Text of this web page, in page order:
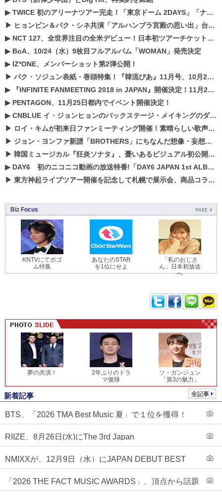
▶TWICE 初のアリーナツアー完走！「東京ドーム 2DAYS」「ナゴヤドーム1DAY」「京セラドーム1DAY」2019年ドームツアー開催決定！！
▶ ヒョンビン＆パク・シネ共演「アルハンブラ宮殿の思い出」台本読み現場を公開
▶ NCT 127、全世界注目の全米デビュー！日本初ツアーチケットが早くもプレミア化！？
▶ BoA、10/24（水）9枚目フルアルバム「WOMAN」発売決定
▶ IZ*ONE、メンバーショット第2弾公開！
▶ パク・ソジュン表紙・巻頭特集！『韓流ぴあ』11月号、10月22日（月）発売！
▶
『INFINITE FANMEETING 2018 in JAPAN』開催決定！11月21、22日にパシフィコ横浜にて実施
▶ PENTAGON、11月25日都内でイベント開催決定！
▶CNBLUE イ・ジョンヒョンのバックステージ・メイキングのダイジェスト映像が公開！
▶ ロイ・キムが初来日ファンミーティング開催！素晴らしい歌声に癒される贅沢な時間
▶ ジョン・ヨンファ新譜「BROTHERS」にちなんだ想像・妄想企画がスタート！
▶ 韓国ミュージカル『狂炎ソナタ』、憂いある​ビジュアル初公開!! 主役リョウク、SHIN、KENらのコメントが到着！
▶ DAY6 初のニコニコ動画の放送特番!「DAY6 JAPAN 1st ALBUM「UNLOCK」発売記念 ライブ@ニコ生」を配信決定!
▶ 東方神起ライブツアー開催を記念して札幌で展示会、商品コラボが実現！！
Biz Focus
KNTVにてボゴ
ム特集
あなたのSTAR
を1位にせよ
「私のおじさ
ん」日本初放送
へ
夢の共演！
2年ぶりのドラ
マ復帰
ソ・ガンジュン
「第3の魅力」
全記事
新着記事
BTS、「2026 TMA Best Music 夏」で１位を獲得！
RIIZE、8月26日(水)にThe 3rd Japan
NMIXXが、12月9日（水）にJAPAN DEBUT BEST
「2026 THE FACT MUSIC AWARDS」、頂点から話題